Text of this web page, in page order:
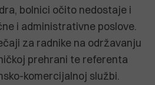
bolnici očito nedostaje i
i administrativne poslove.
za radnike na održavanju
prehrani te referenta
komercijalnoj službi.